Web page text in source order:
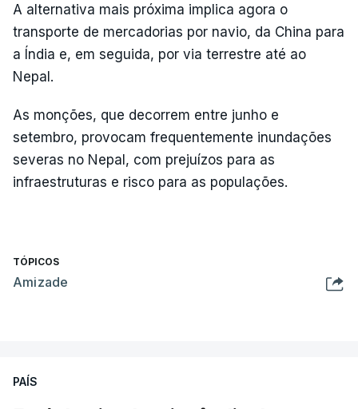
A alternativa mais próxima implica agora o
transporte de mercadorias por navio, da China para
a Índia e, em seguida, por via terrestre até ao
Nepal.
As monções, que decorrem entre junho e
setembro, provocam frequentemente inundações
severas no Nepal, com prejuízos para as
infraestruturas e risco para as populações.
TÓPICOS
Amizade
PAÍS